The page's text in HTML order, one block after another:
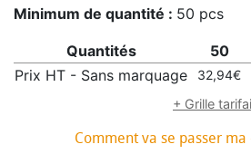
Grâce à leurs parois
couvercle protège de
l’intrusion d’insectes ou
se transforme en petit bol à
cosmos, tournesol…) ou à semer
Minimum de quantité : 50 pcs
Quantités 50
Prix HT - Sans marquage
32,94€
+ Grille
Comment va se passer ma